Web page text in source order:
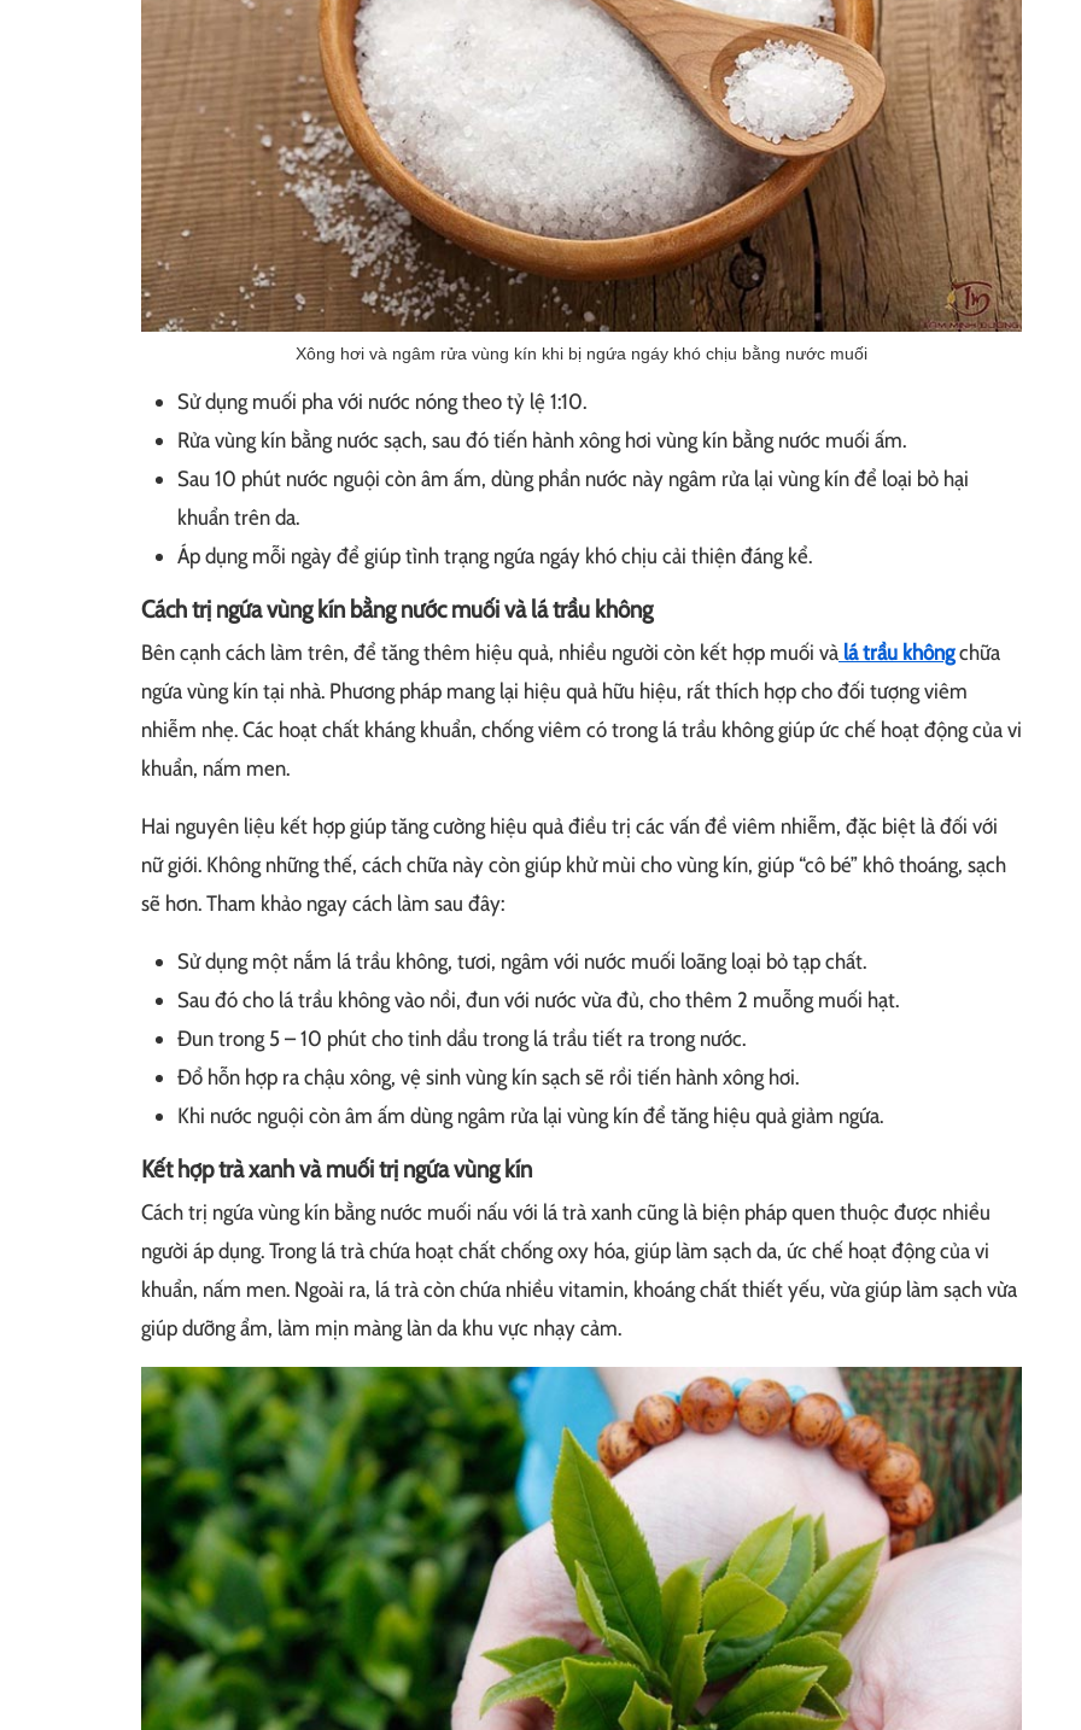
Xông hơi và ngâm rửa vùng kín khi bị ngứa ngáy khó chịu bằng nước muối
Sử dụng muối pha với nước nóng theo tỷ lệ 1:10.
Rửa vùng kín bằng nước sạch, sau đó tiến hành xông hơi vùng kín bằng nước muối ấm.
Sau 10 phút nước nguội còn âm ấm, dùng phần nước này ngâm rửa lại vùng kín để loại bỏ hại
khuẩn trên da.
Áp dụng mỗi ngày để giúp tình trạng ngứa ngáy khó chịu cải thiện đáng kể.
Cách trị ngứa vùng kín bằng nước muối và lá trầu không
Bên cạnh cách làm trên, để tăng thêm hiệu quả, nhiều người còn kết hợp muối và lá trầu khôngchữa
ngứa vùng kín tại nhà. Phương pháp mang lại hiệu quả hữu hiệu, rất thích hợp cho đối tượng viêm
nhiễm nhẹ. Các hoạt chất kháng khuẩn, chống viêm có trong lá trầu không giúp ức chế hoạt động của vi
khuẩn, nấm men.
Hai nguyên liệu kết hợp giúp tăng cường hiệu quả điều trị các vấn đề viêm nhiễm, đặc biệt là đối với
nữ giới. Không những thế, cách chữa này còn giúp khử mùi cho vùng kín, giúp “cô bé” khô thoáng, sạch
sẽ hơn. Tham khảo ngay cách làm sau đây:
Sử dụng một nắm lá trầu không, tươi, ngâm với nước muối loãng loại bỏ tạp chất.
Sau đó cho lá trầu không vào nồi, đun với nước vừa đủ, cho thêm 2 muỗng muối hạt.
Đun trong 5 – 10 phút cho tinh dầu trong lá trầu tiết ra trong nước.
Đổ hỗn hợp ra chậu xông, vệ sinh vùng kín sạch sẽ rồi tiến hành xông hơi.
Khi nước nguội còn âm ấm dùng ngâm rửa lại vùng kín để tăng hiệu quả giảm ngứa.
Kết hợp trà xanh và muối trị ngứa vùng kín
Cách trị ngứa vùng kín bằng nước muối nấu với lá trà xanh cũng là biện pháp quen thuộc được nhiều
người áp dụng. Trong lá trà chứa hoạt chất chống oxy hóa, giúp làm sạch da, ức chế hoạt động của vi
khuẩn, nấm men. Ngoài ra, lá trà còn chứa nhiều vitamin, khoáng chất thiết yếu, vừa giúp làm sạch vừa
giúp dưỡng ẩm, làm mịn màng làn da khu vực nhạy cảm.